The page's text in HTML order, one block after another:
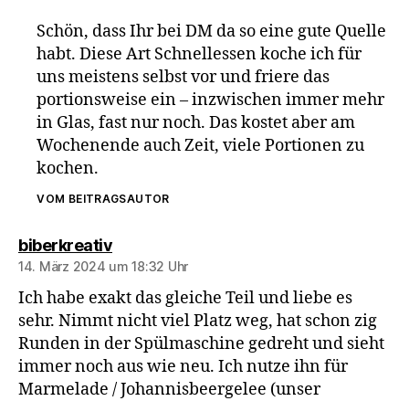
Schön, dass Ihr bei DM da so eine gute Quelle
habt. Diese Art Schnellessen koche ich für
uns meistens selbst vor und friere das
portionsweise ein – inzwischen immer mehr
in Glas, fast nur noch. Das kostet aber am
Wochenende auch Zeit, viele Portionen zu
kochen.
VOM BEITRAGSAUTOR
biberkreativsagt:
14. März 2024 um 18:32 Uhr
Ich habe exakt das gleiche Teil und liebe es
sehr. Nimmt nicht viel Platz weg, hat schon zig
Runden in der Spülmaschine gedreht und sieht
immer noch aus wie neu. Ich nutze ihn für
Marmelade / Johannisbeergelee (unser